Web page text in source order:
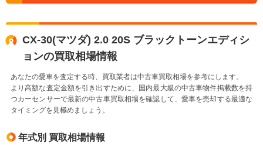
CX-30(マツダ) 2.0 20S ブラックトーンエディシ
ョンの買取相場情報
あなたの愛車を査定する時、買取業者は中古車買取相場を参考にします。
より高額な査定金額を引き出すために、国内最大級の中古車物件掲載数を持
つカーセンサーで最新の中古車買取相場を確認して、愛車を売却する最適な
タイミングを見極めましょう。
年式別 買取相場情報